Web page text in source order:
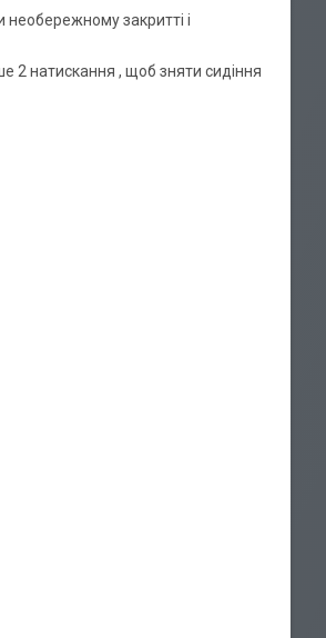
необережному закритті і
2 натискання , щоб зняти сидіння